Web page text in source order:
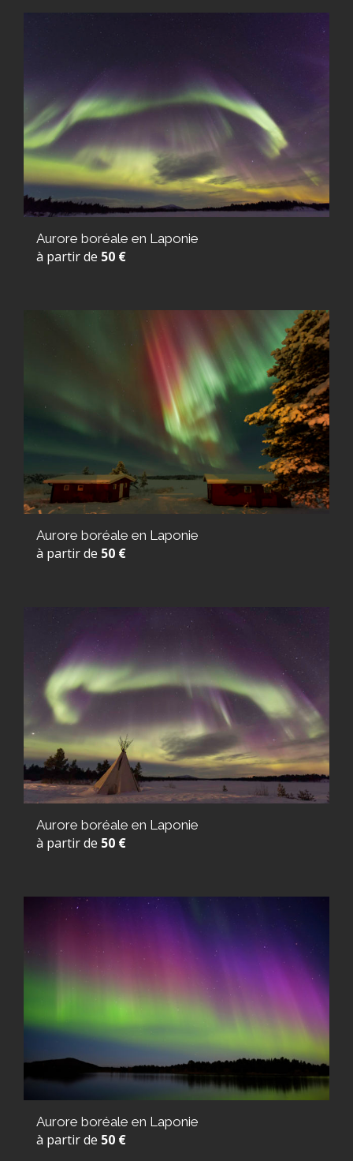
Aurore boréale en Laponie
à partir de 50 €
Aurore boréale en Laponie
à partir de 50 €
Aurore boréale en Laponie
à partir de 50 €
Aurore boréale en Laponie
à partir de 50 €